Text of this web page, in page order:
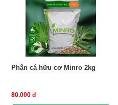
Phân cá hữu cơ Minro 2kg
80.000 đ